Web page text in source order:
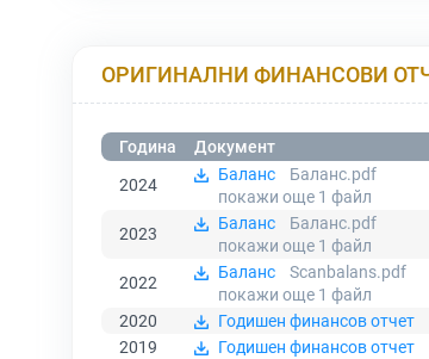
ОРИГИНАЛНИ ФИНАНСОВИ
Година
Документ
2024
Баланс
Баланс.pdf
покажи още 1 файл
2023
Баланс
Баланс.pdf
покажи още 1 файл
2022
Баланс
Scanbalans.pdf
покажи още 1 файл
2020
Годишен финансов отчет
2019
Годишен финансов отчет